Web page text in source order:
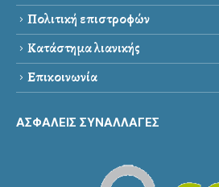
Πολιτική επιστροφών
Κατάστημα λιανικής
Επικοινωνία
ΑΣΦΑΛΕΙΣ ΣΥΝΑΛΛΑΓΕΣ